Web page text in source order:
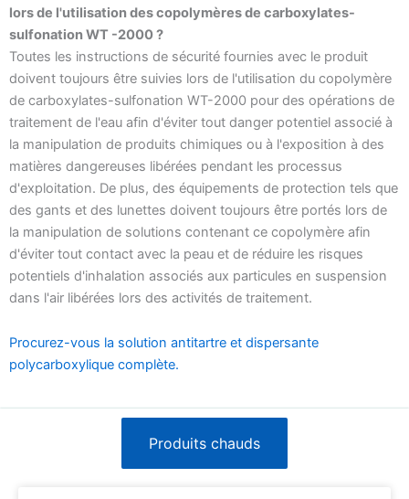
lors de l'utilisation des copolymères de carboxylates-
sulfonation WT -2000 ?
Toutes les instructions de sécurité fournies avec le produit
doivent toujours être suivies lors de l'utilisation du copolymère
de carboxylates-sulfonation WT-2000 pour des opérations de
traitement de l'eau afin d'éviter tout danger potentiel associé à
la manipulation de produits chimiques ou à l'exposition à des
matières dangereuses libérées pendant les processus
d'exploitation. De plus, des équipements de protection tels que
des gants et des lunettes doivent toujours être portés lors de
la manipulation de solutions contenant ce copolymère afin
d'éviter tout contact avec la peau et de réduire les risques
potentiels d'inhalation associés aux particules en suspension
dans l'air libérées lors des activités de traitement.
Procurez-vous la solution antitartre et dispersante
polycarboxylique complète.
Produits chauds